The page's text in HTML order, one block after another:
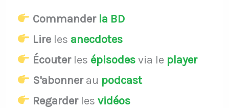
Commander la BD
Lireles anecdotes
Écouterles épisodesvia le player
S'abonnerau podcast
Regarderles vidéos